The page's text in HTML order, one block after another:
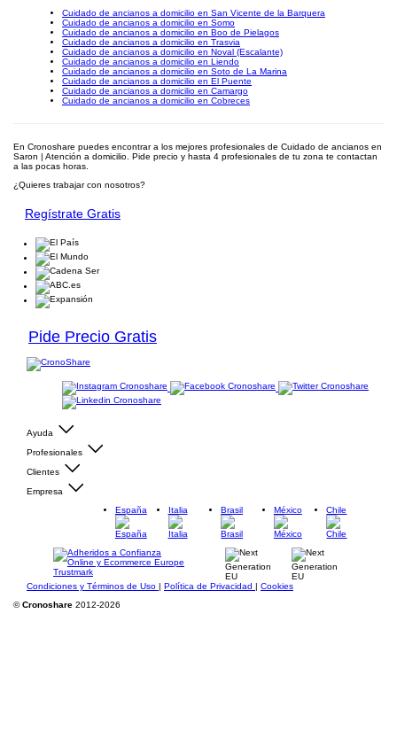
Cuidado de ancianos a domicilio en San Vicente de la Barquera
Cuidado de ancianos a domicilio en Somo
Cuidado de ancianos a domicilio en Boo de Pielagos
Cuidado de ancianos a domicilio en Trasvia
Cuidado de ancianos a domicilio en Noval (Escalante)
Cuidado de ancianos a domicilio en Liendo
Cuidado de ancianos a domicilio en Soto de La Marina
Cuidado de ancianos a domicilio en El Puente
Cuidado de ancianos a domicilio en Camargo
Cuidado de ancianos a domicilio en Cobreces
En Cronoshare puedes encontrar a los mejores profesionales de Cuidado de ancianos en
Saron | Atención a domicilio. Pide precio y hasta 4 profesionales de tu zona te contactan
a las pocas horas.
¿Quieres trabajar con nosotros?
Regístrate Gratis
Pide Precio Gratis
Ayuda
Profesionales
Clientes
Empresa
España
Italia Brasil México Chile
Condiciones y Términos de Uso | Política de Privacidad | Cookies
©Cronoshare 2012-2026